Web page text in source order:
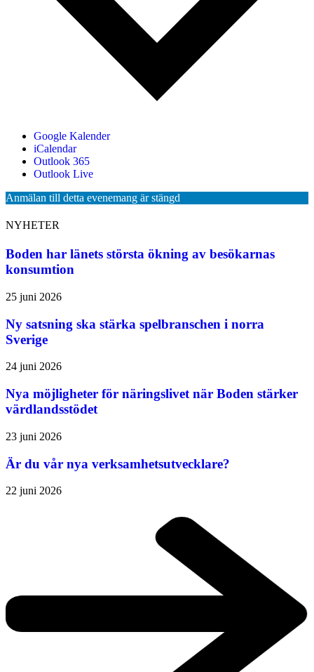
Google Kalender
iCalendar
Outlook 365
Outlook Live
Anmälan till detta evenemang är stängd
NYHETER
Boden har länets största ökning av besökarnas
konsumtion
25 juni 2026
Ny satsning ska stärka spelbranschen i norra
Sverige
24 juni 2026
Nya möjligheter för näringslivet när Boden stärker
värdlandsstödet
23 juni 2026
Är du vår nya verksamhetsutvecklare?
22 juni 2026